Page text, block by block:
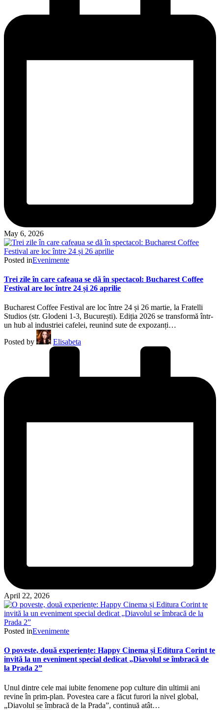
May 6, 2026
Posted inEvenimente
Trei zile în care cafeaua se dă în spectacol: Bucharest Coffee
Festival are loc între 24 și 26 aprilie
Bucharest Coffee Festival are loc între 24 și 26 martie, la Fratelli
Studios (str. Glodeni 1-3, București). Ediția 2026 se transformă într-
un hub al industriei cafelei, reunind sute de expozanți…
Posted by
Elisabeta
April 22, 2026
Posted inEvenimente
O poveste, două experiențe: Happy Cinema și Editura Corint te
invită la un eveniment special dedicat „Diavolul se îmbracă de
la Prada 2”
Unul dintre cele mai iubite fenomene pop culture din ultimii ani
revine în prim-plan. Povestea care a făcut furori la nivel global,
„Diavolul se îmbracă de la Prada”, continuă atât…